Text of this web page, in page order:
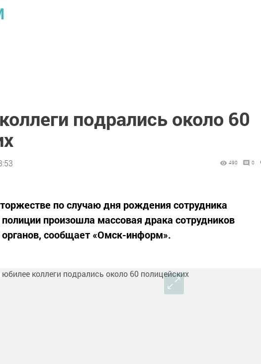
подрались около 60
490 0
по случаю дня рождения сотрудника
произошла массовая драка сотрудников
сообщает «Омск-информ».